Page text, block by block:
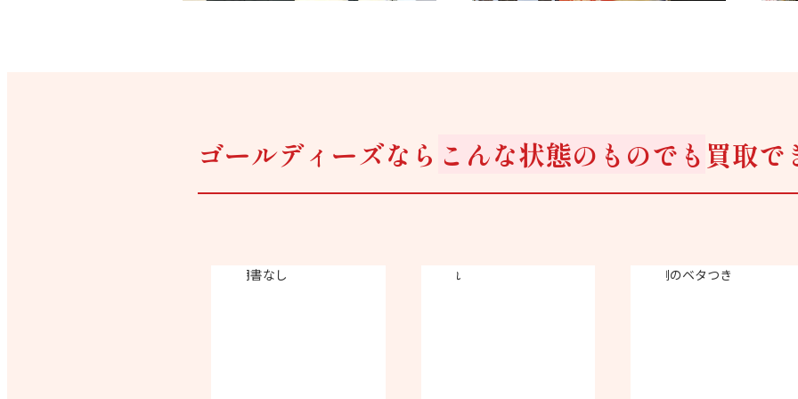
ゴールディーズなら こんな状態のものでも 買取で